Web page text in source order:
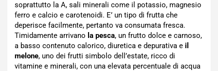
soprattutto la A, sali minerali come il potassio, magnesio
ferro e calcio e carotenoidi. E’ un tipo di frutta che
deperisce facilmente, pertanto va consumata fresca.
Timidamente arrivano la pesca, un frutto dolce e carnoso,
a basso contenuto calorico, diuretica e depurativa e il
melone, uno dei frutti simbolo dell’estate, ricco di
vitamine e minerali, con una elevata percentuale di acqua